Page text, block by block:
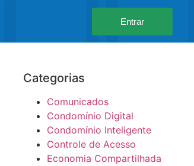
Entrar
Categorias
Comunicados
Condomínio Digital
Condomínio Inteligente
Controle de Acesso
Economia Compartilhada